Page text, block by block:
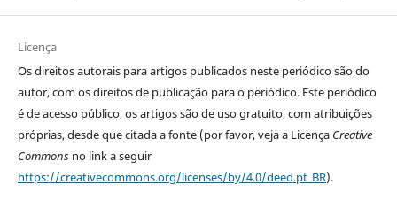
Licença
Os direitos autorais para artigos publicados neste periódico são do
autor, com os direitos de publicação para o periódico. Este periódico
é de acesso público, os artigos são de uso gratuito, com atribuições
próprias, desde que citada a fonte (por favor, veja a Licença Creative
Commonsno link a seguir
https://creativecommons.org/licenses/by/4.0/deed.pt_BR).